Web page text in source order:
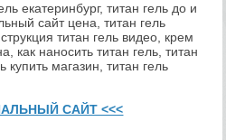
екатеринбург, титан гель до и
сайт цена, титан гель
титан гель видео, крем
как наносить титан гель, титан
купить магазин, титан гель
САЙТ <<<